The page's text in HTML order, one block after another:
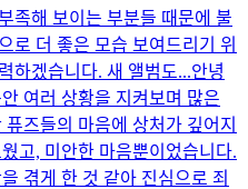
족해 보이는 부분들 때문에 불
로 더 좋은 모습 보여드리기 위
하겠습니다. 새 앨범도...안녕
여러 상황을 지켜보며 많은
즈들의 마음에 상처가 깊어지
고, 미안한 마음뿐이었습니다.
겪게 한 것 같아 진심으로 죄